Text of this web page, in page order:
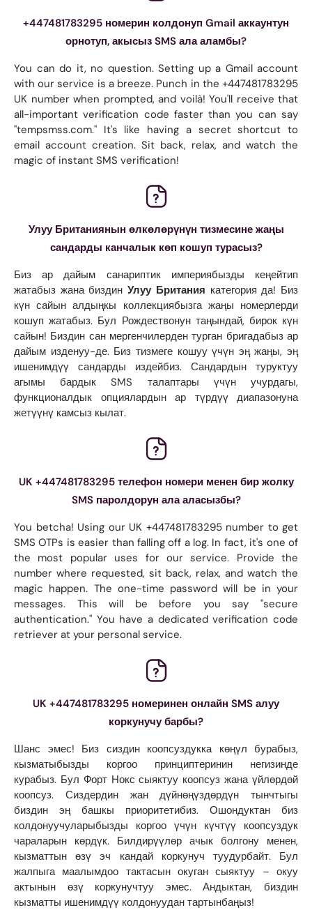
+447481783295 номерин колдонуп Gmail аккаунтун
орнотуп, акысыз SMS ала аламбы?
You can do it, no question. Setting up a Gmail account
with our service is a breeze. Punch in the +447481783295
UK number when prompted, and voilà! You'll receive that
all-important verification code faster than you can say
"tempsmss.com." It's like having a secret shortcut to
email account creation. Sit back, relax, and watch the
magic of instant SMS verification!
Улуу Британиянын өлкөлөрүнүн тизмесине жаңы
сандарды канчалык көп кошуп турасыз?
Биз ар дайым санариптик империябызды кеңейтип
жатабыз жана биздинУлуу Британия категория да! Биз
күн сайын алдыңкы коллекциябызга жаңы номерлерди
кошуп жатабыз. Бул Рождествонун таңындай, бирок күн
сайын! Биздин сан мергенчилерден турган бригадабыз ар
дайым изденуу-де. Биз тизмеге кошуу үчүн эң жаңы, эң
ишенимдүү сандарды издейбиз. Сандардын туруктуу
агымы бардык SMS талаптары үчүн учурдагы,
функционалдык опциялардын ар түрдүү диапазонуна
жетүүнү камсыз кылат.
UK +447481783295 телефон номери менен бир жолку
SMS паролдорун ала аласызбы?
You betcha! Using our UK +447481783295 number to get
SMS OTPs is easier than falling off a log. In fact, it's one of
the most popular uses for our service. Provide the
number where requested, sit back, relax, and watch the
magic happen. The one-time password will be in your
messages. This will be before you say "secure
authentication." You have a dedicated verification code
retriever at your personal service.
UK +447481783295 номеринен онлайн SMS алуу
коркунучу барбы?
Шанс эмес! Биз сиздин коопсуздукка көңүл бурабыз,
кызматыбызды коргоо принциптеринин негизинде
курабыз. Бул Форт Нокс сыяктуу коопсуз жана үйлөрдөй
коопсуз. Сиздердин жан дүйнөңүздөрдүн тынчтыгы
биздин эң башкы приоритетибиз. Ошондуктан биз
колдонуучуларыбызды коргоо үчүн күчтүү коопсуздук
чараларын көрдүк. Билдирүүлөр ачык болгону менен,
кызматтын өзү эч кандай коркунуч туудурбайт. Бул
жалпыга маалымдоо тактасын окуган сыяктуу – окуу
актынын өзү коркунучтуу эмес. Андыктан, биздин
кызматты ишенимдүү колдонуудан тартынбаңыз!